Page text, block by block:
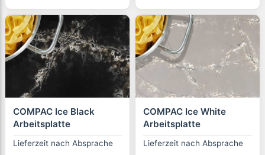
COMPAC Ice Black
Arbeitsplatte
Lieferzeit nach Absprache
COMPAC Ice White
Arbeitsplatte
Lieferzeit nach Absprache